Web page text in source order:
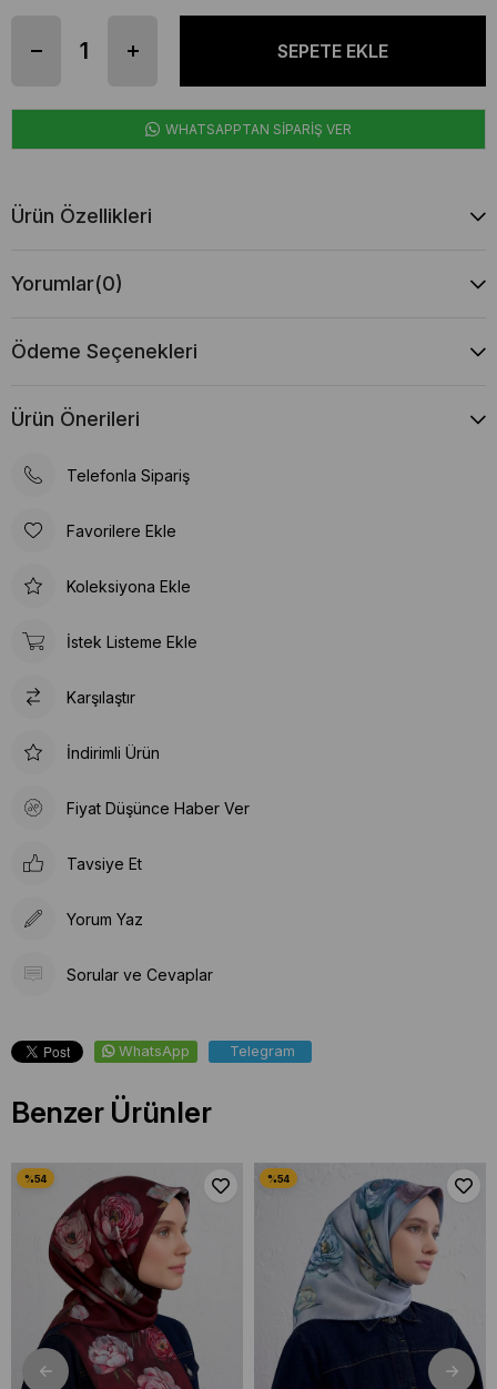
WHATSAPPTAN SİPARİŞ VER
Ürün Özellikleri
Yorumlar(0)
Ödeme Seçenekleri
Ürün Önerileri
Telefonla Sipariş
Favorilere Ekle
Koleksiyona Ekle
İstek Listeme Ekle
Karşılaştır
İndirimli Ürün
Fiyat Düşünce Haber Ver
Tavsiye Et
Yorum Yaz
Sorular ve Cevaplar
WhatsApp Telegram
Benzer Ürünler